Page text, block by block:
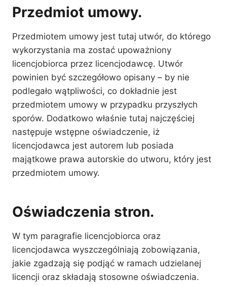
Przedmiot umowy.
Przedmiotem umowy jest tutaj utwór, do którego
wykorzystania ma zostać upoważniony
licencjobiorca przez licencjodawcę. Utwór
powinien być szczegółowo opisany – by nie
podlegało wątpliwości, co dokładnie jest
przedmiotem umowy w przypadku przyszłych
sporów. Dodatkowo właśnie tutaj najczęściej
następuje wstępne oświadczenie, iż
licencjodawca jest autorem lub posiada
majątkowe prawa autorskie do utworu, który jest
przedmiotem umowy.
Oświadczenia stron.
W tym paragrafie licencjobiorca oraz
licencjodawca wyszczególniają zobowiązania,
jakie zgadzają się podjąć w ramach udzielanej
licencji oraz składają stosowne oświadczenia.